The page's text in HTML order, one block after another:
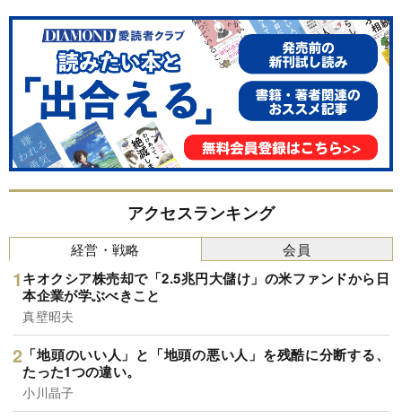
アクセスランキング
経営・戦略
キオクシア株売却で「2.5兆円大儲け」の米ファンドから日
本企業が学ぶべきこと
真壁昭夫
「地頭のいい人」と「地頭の悪い人」を残酷に分断する、
たった1つの違い。
小川晶子
会員